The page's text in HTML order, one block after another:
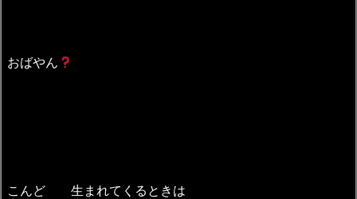
おばやん
こんど 生まれてくるときは